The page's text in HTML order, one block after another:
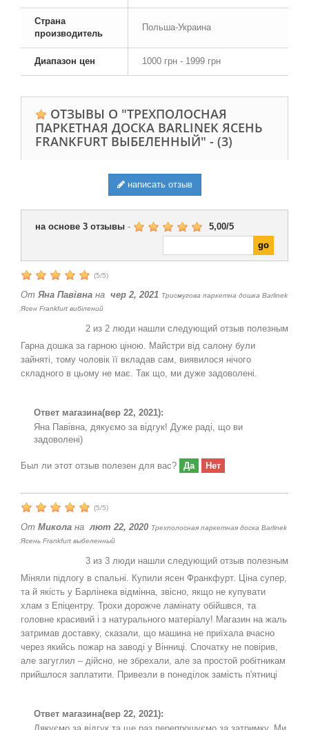
Страна
производитель
Польша-Украина
Диапазон цен 1000 грн - 1999 грн
ОТЗЫВЫ О "ТРЕХПОЛОСНАЯ
ПАРКЕТНАЯ ДОСКА BARLINEK ЯСЕНЬ
FRANKFURT ВЫБЕЛЕННЫЙ" - (3)
написать отзыв
на основе 3 отзывы - 5,00/5
(5/5)
От Яна Павівна на чер 2, 2021 Триcмугова паркетна дошка Barlinek
Ясен Frankfurt вибілений
2 из 2 люди нашли следующий отзыв полезным
Гарна дошка за гарною ціною. Майстри від салону були
зайняті, тому чоловік її вкладав сам, виявилося нічого
складного в цьому не має. Так що, ми дуже задоволені.
Ответ магазина(вер 22, 2021):
Яна Павівна, дякуємо за відгук! Дуже раді, що ви
задоволені)
Был ли этот отзыв полезен для вас? Да Нет
(5/5)
От Микола на лют 22, 2020 Трехполосная паркетная доска Barlinek
Ясень Frankfurt выбеленный
3 из 3 люди нашли следующий отзыв полезным
Міняли підлогу в спальні. Купили ясен Франкфурт. Ціна супер,
та й якість у Барлінека відмінна, звісно, якщо не купувати
хлам з Епіцентру. Трохи дорожче ламінату обійшвся, та
головне красивий і з натурального матеріалу! Магазин на жаль
затримав доставку, сказали, що машина не приїхала вчасно
через якийсь пожар на заводі у Вінниці. Спочатку не повірив,
але загуглил – дійсно, не збрехали, але за простой робітникам
прийшлося заплатити. Привезли в понеділок замість п'ятниці
Ответ магазина(вер 22, 2021):